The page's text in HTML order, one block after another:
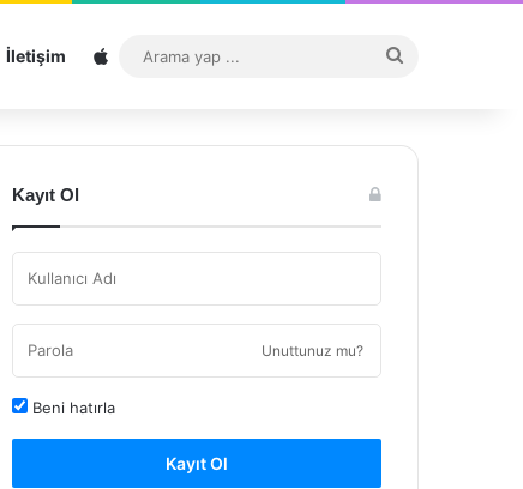
İletişim Sitemap
...
Kayıt Ol
Unuttunuz mu?
Beni hatırla
Kayıt Ol